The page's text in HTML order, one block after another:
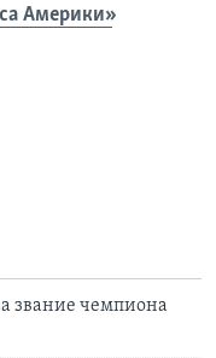
Америки»
звание чемпиона